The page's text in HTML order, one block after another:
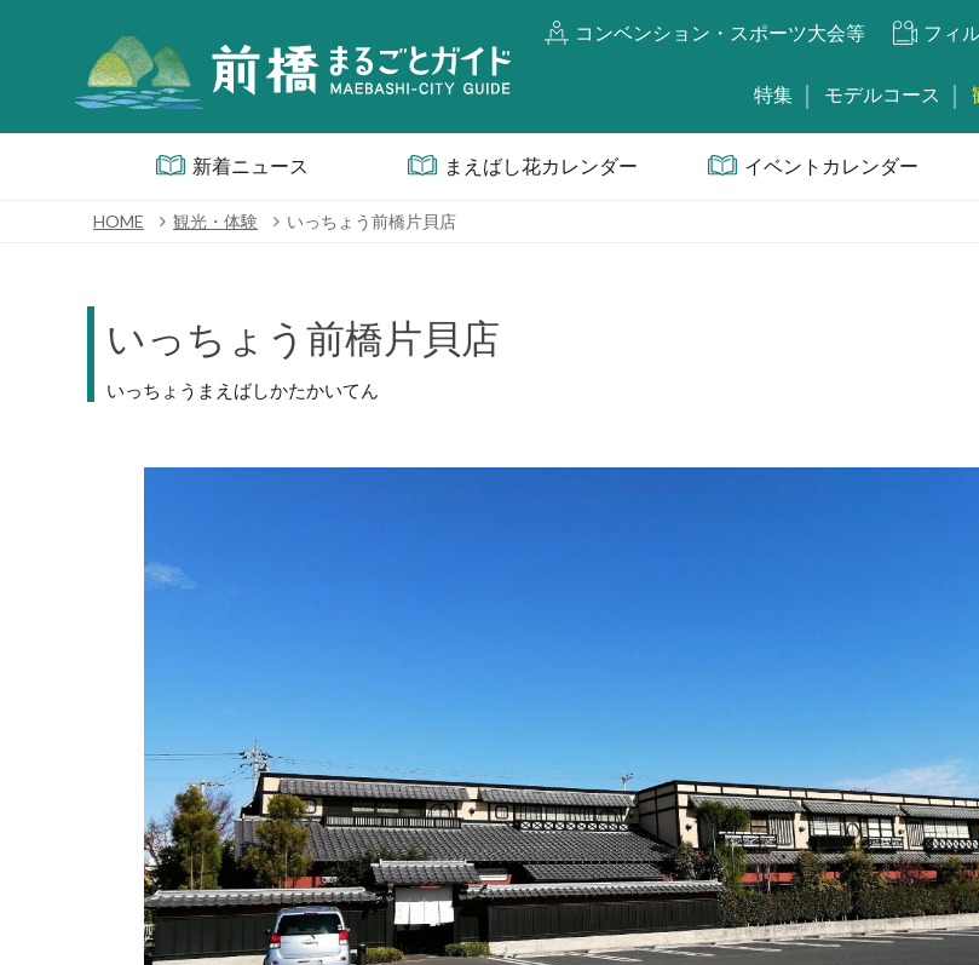
コンベンション・スポーツ大会等 フィ
特集 モデルコース
新着ニュース まえばし花カレンダー イベントカレンダー
HOME 観光・体験 いっちょう前橋片貝店
いっちょう前橋片貝店
いっちょうまえばしかたかいてん